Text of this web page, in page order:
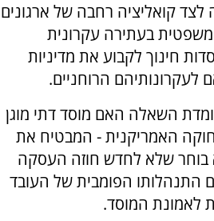
קואליציה רחבה של ארגונים
בעתירה עקרונית
חינוך לקבוע את מדיניות
הרוחניים.
השאלה האם מוסד דתי מוגן
האמריקנית - המבטיח את
שלא לחדש חוזה העסקה
התנהלותו הפומבית של העובד
לאמונת המוסד.